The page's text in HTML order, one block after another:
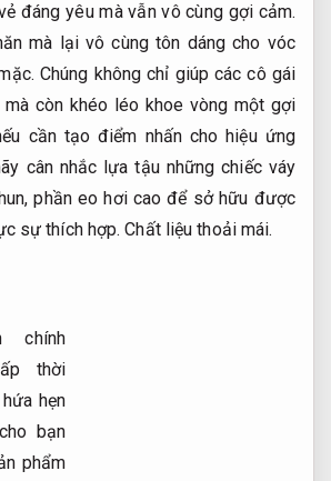
đáng yêu mà vẫn vô cùng gợi cảm.
mà lại vô cùng tôn dáng cho vóc
Chúng không chỉ giúp các cô gái
còn khéo léo khoe vòng một gợi
cần tạo điểm nhấn cho hiệu ứng
cân nhắc lựa tậu những chiếc váy
phần eo hơi cao để sở hữu được
sự thích hợp.Chất liệu thoải mái.
chính
thời
hẹn
bạn
phẩm